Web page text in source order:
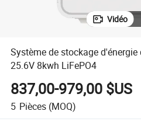
Vidéo
Système de stockage
25.6V 8kwh LiFePO4
837,00-979,00 $US
5 Pièces (MOQ)